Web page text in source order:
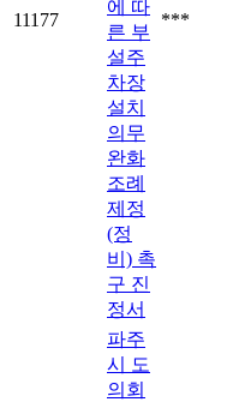
11177
에 따
른 부
설주
차장
설치
의무
완화
조례
제정
(정
비) 촉
구 진
정서
***
파주
시 도
의회